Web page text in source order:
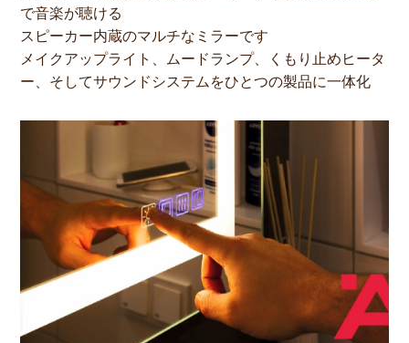
で音楽が聴ける
スピーカー内蔵のマルチなミラーです
メイクアップライト、ムードランプ、くもり止めヒータ
ー、そしてサウンドシステムをひとつの製品に一体化